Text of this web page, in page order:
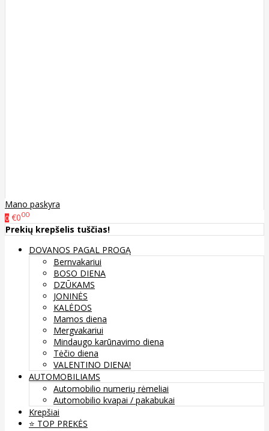
Mano paskyra
0 €000
Prekių krepšelis tuščias!
DOVANOS PAGAL PROGĄ
Bernvakariui
BOSO DIENA
DZŪKAMS
JONINĖS
KALĖDOS
Mamos diena
Mergvakariui
Mindaugo karūnavimo diena
Tėčio diena
VALENTINO DIENA!
AUTOMOBILIAMS
Automobilio numerių rėmeliai
Automobilio kvapai / pakabukai
Krepšiai
⭐️ TOP PREKĖS